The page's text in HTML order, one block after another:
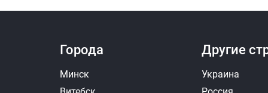
Города
Минск
Другие
Украина